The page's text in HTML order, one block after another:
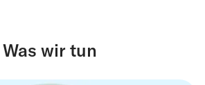
Was wir tun